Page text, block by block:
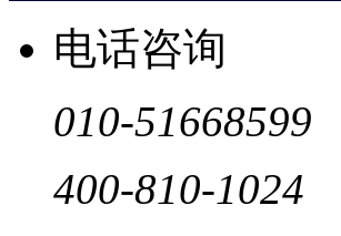
电话咨询
010-51668599
400-810-1024